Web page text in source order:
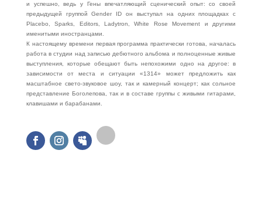
и успешно, ведь у Гены впечатляющий сценический опыт: со своей
предыдущей группой Gender ID он выступал на одних площадках с
Placebo, Sparks, Editors, Ladytron, White Rose Movement и другими
именитыми иностранцами.
К настоящему времени первая программа практически готова, началась
работа в студии над записью дебютного альбома и полноценные живые
выступления, которые обещают быть непохожими одно на другое: в
зависимости от места и ситуации «1314» может предложить как
масштабное свето-звуковое шоу, так и камерный концерт; как сольное
представление Боголепова, так и в составе группы с живыми гитарами,
клавишами и барабанами.